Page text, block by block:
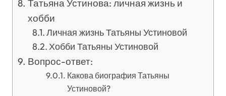
Татьяна Устинова: личная жизнь и
хобби
Личная жизнь Татьяны Устиновой
Хобби Татьяны Устиновой
Вопрос-ответ:
Какова биография Татьяны
Устиновой?